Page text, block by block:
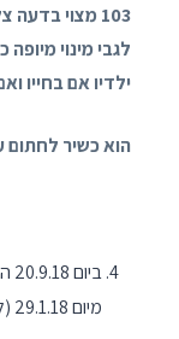
103 מצוי
לגבי מינוי מיופה
ילדיו אם בחייו
הוא כשיר
מיום 29.1.18 (להלן: "